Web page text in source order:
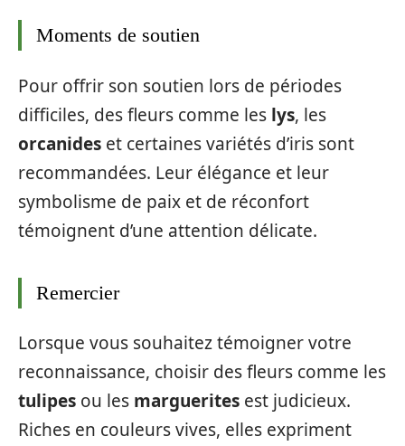
Moments de soutien
Pour offrir son soutien lors de périodes
difficiles, des fleurs comme les lys, les
orcanides et certaines variétés d’iris sont
recommandées. Leur élégance et leur
symbolisme de paix et de réconfort
témoignent d’une attention délicate.
Remercier
Lorsque vous souhaitez témoigner votre
reconnaissance, choisir des fleurs comme les
tulipes ou les marguerites est judicieux.
Riches en couleurs vives, elles expriment